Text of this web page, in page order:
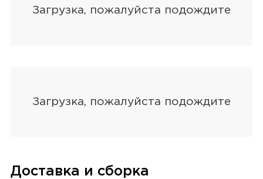
Доставка и сборка